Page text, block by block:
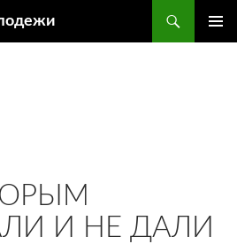
И НЕ ДАЛИ